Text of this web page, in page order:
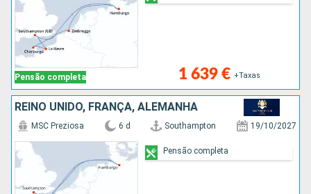
Pensão completa 1 639 € +Taxas
REINO UNIDO, FRANÇA, ALEMANHA
MSC Preziosa 6 d Southampton 19/10/2027
Pensão completa